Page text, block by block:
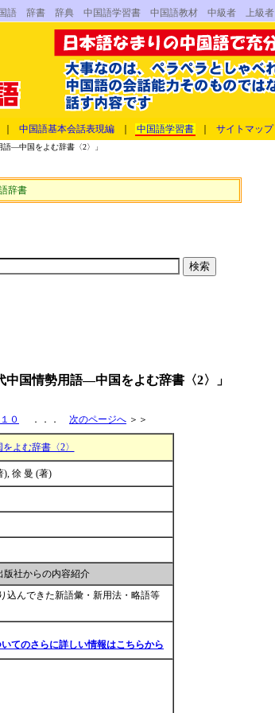
国語 辞書 辞典 中国語学習書 中国語教材 中級者 上級者
中国語基本会話表現編 中国語学習書 サイトマップ
語―中国をよむ辞書〈2〉」
辞書
国情勢用語―中国をよむ辞書〈2〉」
１０ ．．． 次のページへ ＞＞
よむ辞書〈2〉
), 徐 曼 (著)
社からの内容紹介
込んできた新語彙・新用法・略語等
てのさらに詳しい情報はこちらから